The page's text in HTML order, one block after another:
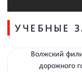
УЧЕБНЫЕ
Волжский
дорожного